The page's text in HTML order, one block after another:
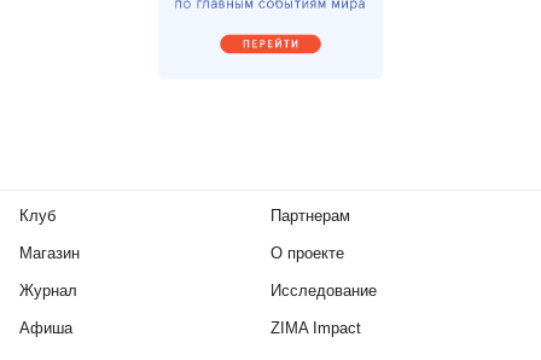
Клуб
Магазин
Журнал
Афиша
Партнерам
О проекте
Исследование
ZIMA Impact